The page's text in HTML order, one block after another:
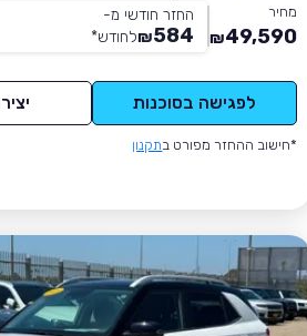
מחיר
49,590
₪
החזר חודשי מ-
584
₪לחודש*
לפגישה בסוכנות
*חישוב ההחזר מפורט בתקנון